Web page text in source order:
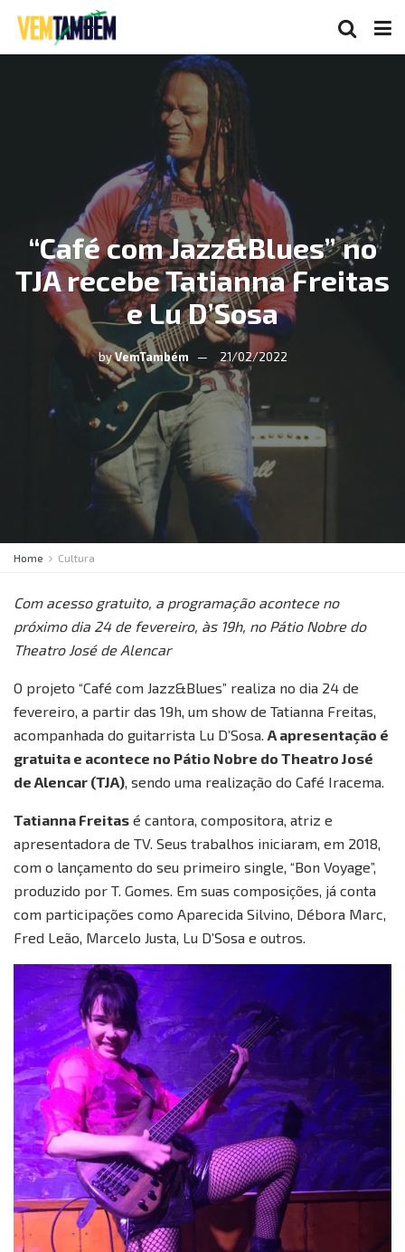
“Café com Jazz&Blues” no
TJA recebe Tatianna Freitas
e Lu D’Sosa
byVemTambém 21/02/2022
Home Cultura
Com acesso gratuito, a programação acontece no
próximo dia 24 de fevereiro, às 19h, no Pátio Nobre do
Theatro José de Alencar
O projeto “Café com Jazz&Blues” realiza no dia 24 de
fevereiro, a partir das 19h, um show de Tatianna Freitas,
acompanhada do guitarrista Lu D’Sosa. A apresentação é
gratuita e acontece no Pátio Nobre do Theatro José
de Alencar (TJA), sendo uma realização do Café Iracema.
Tatianna Freitas é cantora, compositora, atriz e
apresentadora de TV. Seus trabalhos iniciaram, em 2018,
com o lançamento do seu primeiro single, “Bon Voyage”,
produzido por T. Gomes. Em suas composições, já conta
com participações como Aparecida Silvino, Débora Marc,
Fred Leão, Marcelo Justa, Lu D’Sosa e outros.